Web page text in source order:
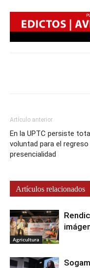
Artículo anterior
En la UPTC persiste
voluntad para el regreso
presencialidad
Artículos relacionados
Agricultura